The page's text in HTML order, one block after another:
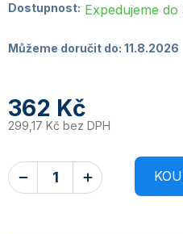
Dostupnost: Expedujeme do
Můžeme doručit do: 11.8.2026
362 Kč
299,17 Kč bez DPH